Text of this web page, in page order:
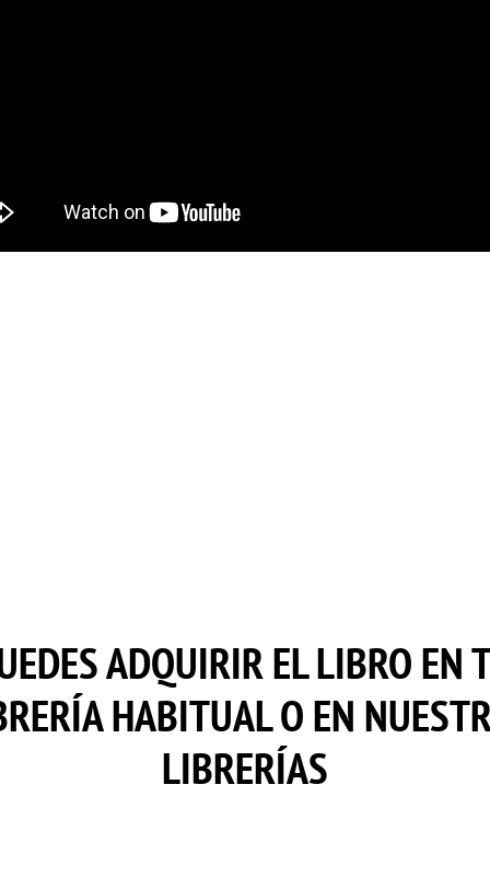
ADQUIRIR EL LIBRO EN
HABITUAL O EN
LIBRERÍAS